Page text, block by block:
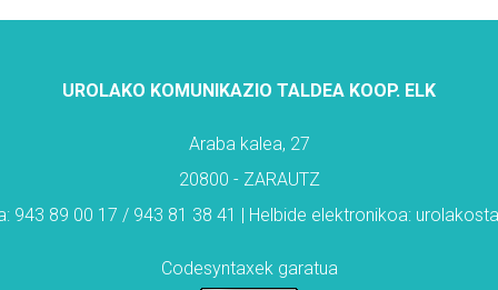
UROLAKO KOMUNIKAZIO TALDEA KOOP. ELK
Araba kalea, 27
20800 - ZARAUTZ
943 89 00 17 / 943 81 38 41 | Helbide elektronikoa:
Codesyntaxek garatua